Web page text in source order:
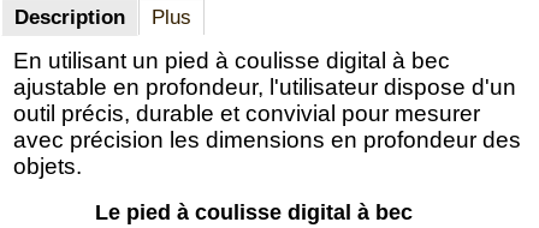
Description Plus
En utilisant un pied à coulisse digital à bec
ajustable en profondeur, l'utilisateur dispose d'un
outil précis, durable et convivial pour mesurer
avec précision les dimensions en profondeur des
objets.
Le pied à coulisse digital à bec